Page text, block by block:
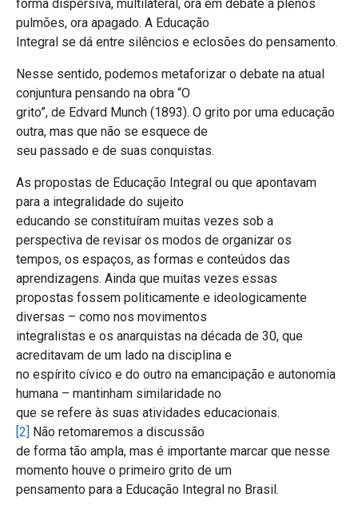
forma dispersiva, multilateral, ora em debate a plenos
pulmões, ora apagado. A Educação
Integral se dá entre silêncios e eclosões do pensamento.
Nesse sentido, podemos metaforizar o debate na atual
conjuntura pensando na obra “O
grito”, de Edvard Munch (1893). O grito por uma educação
outra, mas que não se esquece de
seu passado e de suas conquistas.
As propostas de Educação Integral ou que apontavam
para a integralidade do sujeito
educando se constituíram muitas vezes sob a
perspectiva de revisar os modos de organizar os
tempos, os espaços, as formas e conteúdos das
aprendizagens. Ainda que muitas vezes essas
propostas fossem politicamente e ideologicamente
diversas – como nos movimentos
integralistas e os anarquistas na década de 30, que
acreditavam de um lado na disciplina e
no espírito cívico e do outro na emancipação e autonomia
humana – mantinham similaridade no
que se refere às suas atividades educacionais.
[2] Não retomaremos a discussão
de forma tão ampla, mas é importante marcar que nesse
momento houve o primeiro grito de um
pensamento para a Educação Integral no Brasil.